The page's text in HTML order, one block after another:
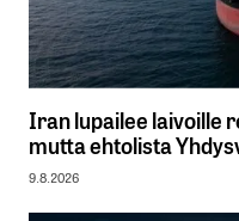
Iran lupailee laivoille
mutta ehtolista
9.8.2026